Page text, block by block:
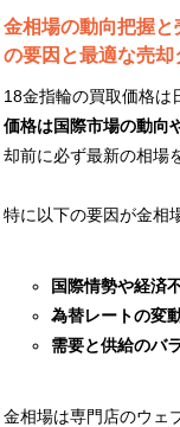
金相場の動向把握
の要因と最適な売
18金指輪の買取価格は
価格は国際市場の動向
却前に必ず最新の相場
特に以下の要因が金相
国際情勢や経済
為替レートの変
需要と供給のバ
金相場は専門店のウェ